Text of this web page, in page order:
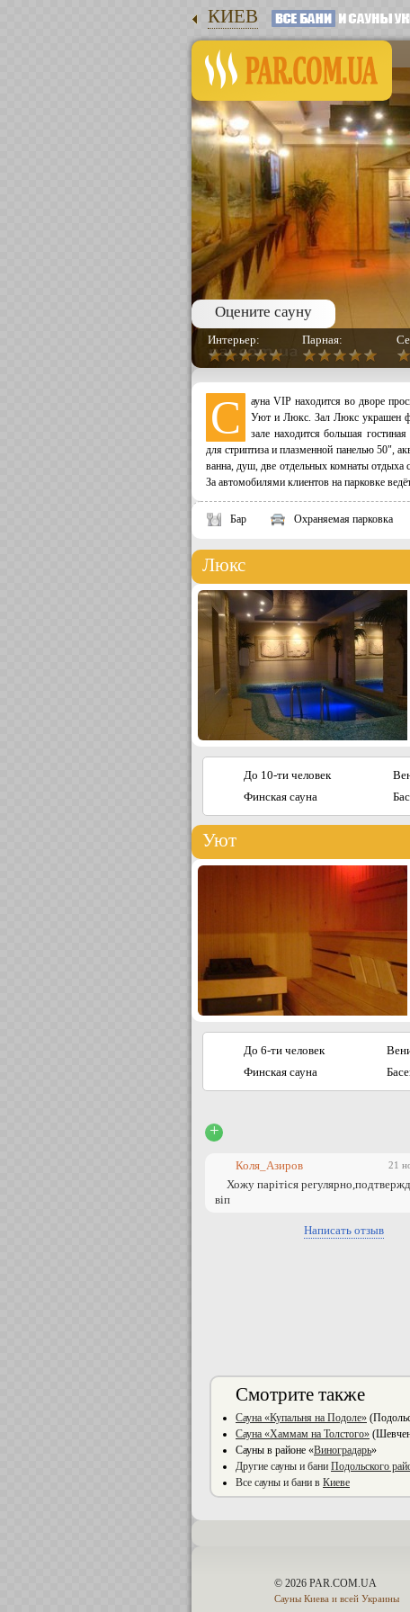
КИЕВ
Оцените сауну
Интерьер: Парная:
С
ауна VIP находится во дворе
Уют и Люкс. Зал Люкс украшен
зале находится большая
для стриптиза и плазменной панелью 50",
ванна, душ, две отдельных комнаты отдыха
За автомобилями клиентов на парковке
Бар Охраняемая парковка
Люкс
До 10-ти человек
Финская сауна
Уют
До 6-ти человек
Финская сауна
+
21
Коля_Азиров
Хожу парітіся
віп
Написать отзыв
Смотрите также
Сауна «Купальня на Подоле»
Сауна «Хаммам на Толстого»
Сауны в районе «Виноградарь»
Другие сауны и бани Подольского
Все сауны и бани в Киеве
© 2026 PAR.COM.UA
Сауны Киева и всей Украины